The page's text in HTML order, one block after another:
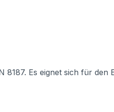
Es eignet sich für den